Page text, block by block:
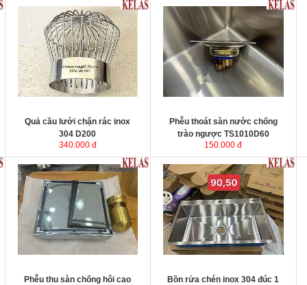
Quả cầu lưới chặn rác inox 304
sản xuất từ inox 304 cao cấp
với thiết kế dạng sợi inox dày
2.5mm được đan xen với kết cấu
vững chắc, ngăn chặn tình trạng
đọng rác hay nước mưa bị ứ đọng
gây thấm dột và làm tăng tải trọng
gây nguy hiểm cho mái nhà.
Quả cầu lưới chặn rác inox
304 D200
340.000 đ
Phễu thoát sàn nước chống trào
ngược TS1010D60 được sản xuất
từ chất liệu inox 304 chính phẩm,
không bị rỉ sét trong mọi môi
trường sử dụng. Sản phẩm được
thiết kế thoát nước chống trào
ngược và ngăn côn trùng.
KT: 100x100 D60 mm.
Phễu thoát sàn nước chống
trào ngược TS1010D60
150.000 đ
Phễu thu sàn chống hôi cao
Bồn rửa chén inox 304 đúc 1